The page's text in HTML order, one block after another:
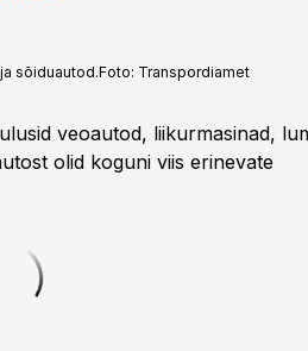
sõiduautod.Foto: Transpordiamet
veoautod, liikurmasinad,
olid koguni viis erinevate